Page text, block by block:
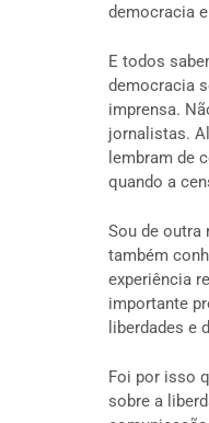
democracia
E todos
democracia
imprensa.
jornalistas.
lembram de
quando a
Sou de outra
também
experiência
importante
liberdades e
Foi por isso
sobre a